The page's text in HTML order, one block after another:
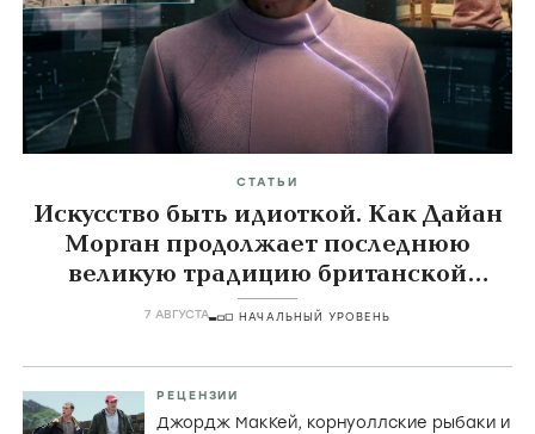
СТАТЬИ
Искусство быть идиоткой. Как Дайан
Морган продолжает последнюю
великую традицию британской
комедии
7 АВГУСТА НАЧАЛЬНЫЙ УРОВЕНЬ
РЕЦЕНЗИИ
Джордж МакКей, корнуоллские рыбаки и